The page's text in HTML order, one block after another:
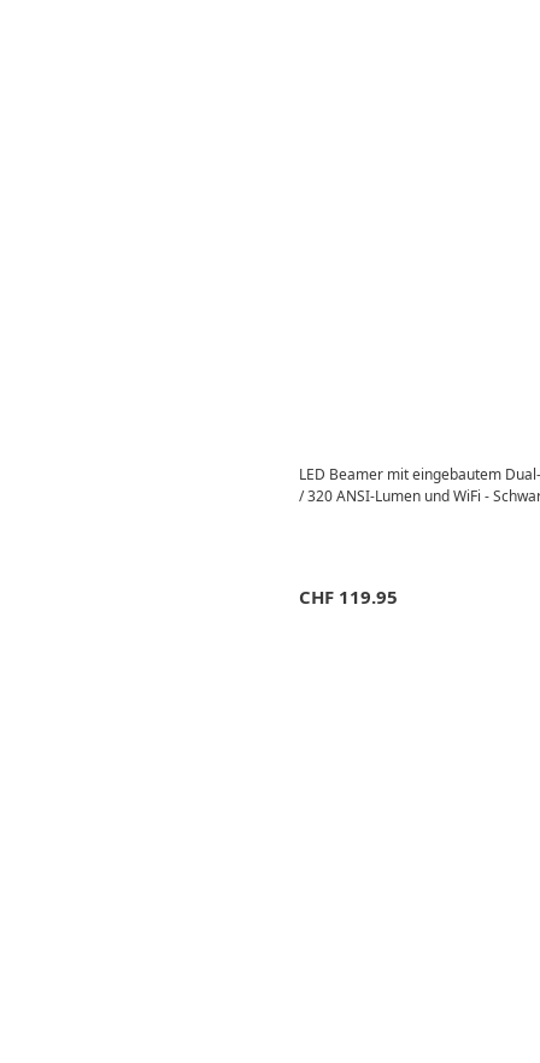
LED Beamer mit eingebautem
/ 320 ANSI-Lumen und WiFi -
CHF 119.95